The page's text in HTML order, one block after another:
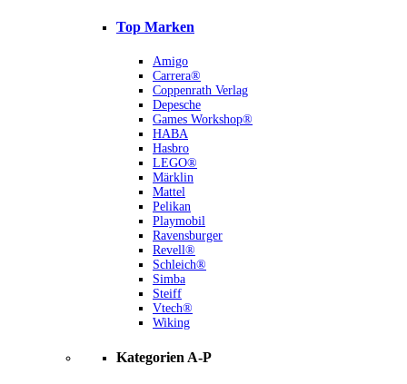
Top Marken
Amigo
Carrera®
Coppenrath Verlag
Depesche
Games Workshop®
HABA
Hasbro
LEGO®
Märklin
Mattel
Pelikan
Playmobil
Ravensburger
Revell®
Schleich®
Simba
Steiff
Vtech®
Wiking
Kategorien A-P